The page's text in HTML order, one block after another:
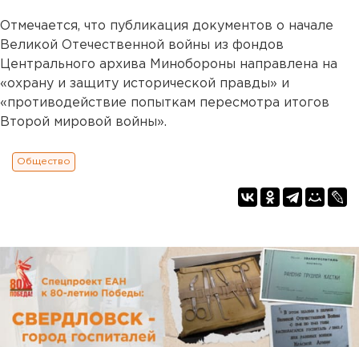
Отмечается, что публикация документов о начале
Великой Отечественной войны из фондов
Центрального архива Минобороны направлена на
«охрану и защиту исторической правды» и
«противодействие попыткам пересмотра итогов
Второй мировой войны».
Общество